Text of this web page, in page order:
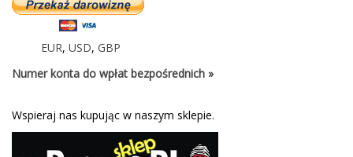
EUR, USD, GBP
Numer konta do wpłat bezpośrednich »
Wspieraj nas kupując w naszym sklepie.